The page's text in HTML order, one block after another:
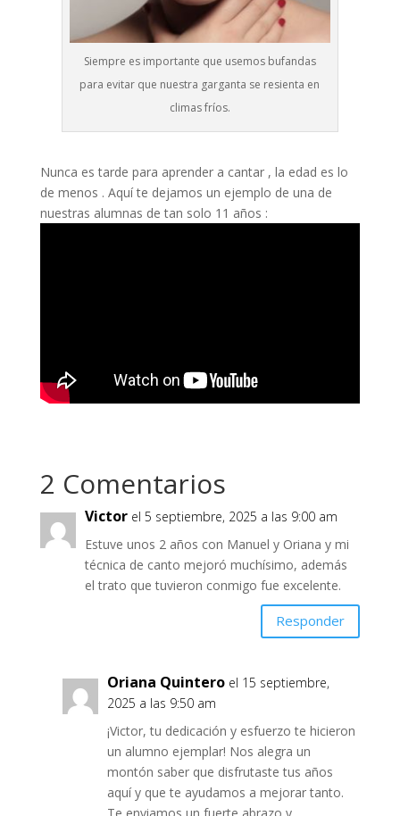
Siempre es importante que usemos bufandas
para evitar que nuestra garganta se resienta en
climas fríos.
Nunca es tarde para aprender a cantar , la edad es lo
de menos . Aquí te dejamos un ejemplo de una de
nuestras alumnas de tan solo 11 años :
2 Comentarios
Victor el 5 septiembre, 2025 a las 9:00 am
Estuve unos 2 años con Manuel y Oriana y mi
técnica de canto mejoró muchísimo, además
el trato que tuvieron conmigo fue excelente.
Responder
Oriana Quintero el 15 septiembre,
2025 a las 9:50 am
¡Victor, tu dedicación y esfuerzo te hicieron
un alumno ejemplar! Nos alegra un
montón saber que disfrutaste tus años
aquí y que te ayudamos a mejorar tanto.
Te enviamos un fuerte abrazo y